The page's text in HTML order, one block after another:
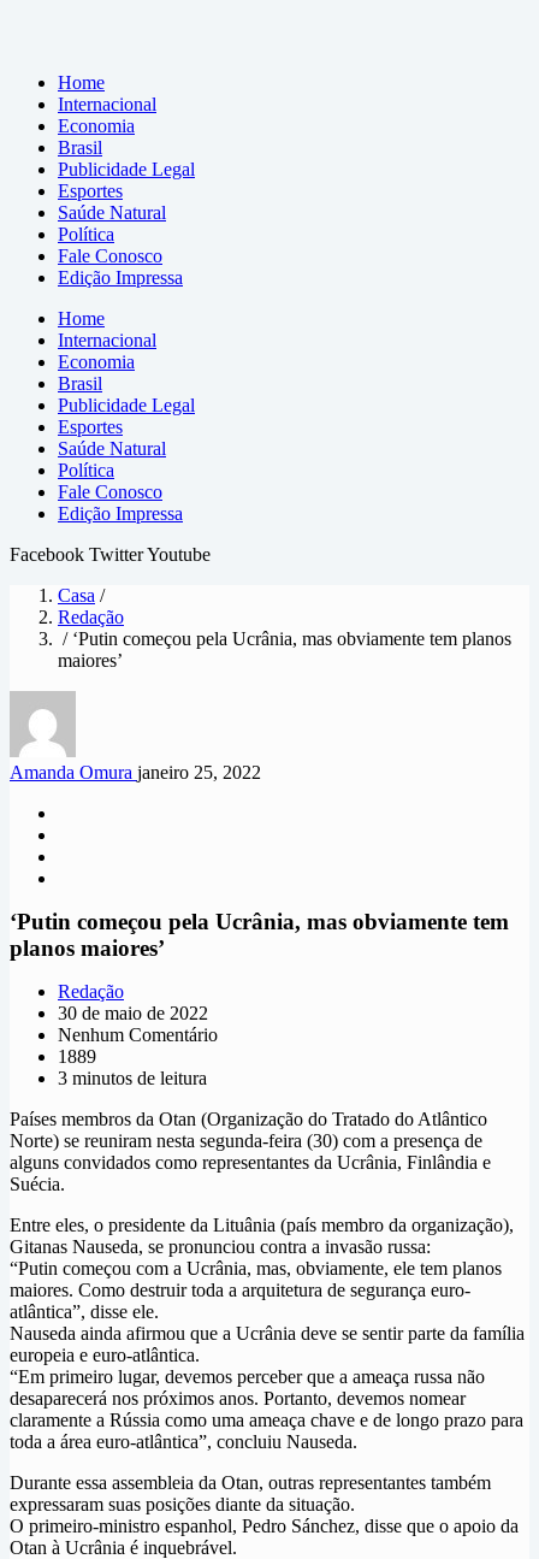
Home
Internacional
Economia
Brasil
Publicidade Legal
Esportes
Saúde Natural
Política
Fale Conosco
Edição Impressa
Home
Internacional
Economia
Brasil
Publicidade Legal
Esportes
Saúde Natural
Política
Fale Conosco
Edição Impressa
Facebook TwitterYoutube
Casa /
Redação
/ ‘Putin começou pela Ucrânia, mas obviamente tem planos
maiores’
Amanda Omura janeiro 25, 2022
‘Putin começou pela Ucrânia, mas obviamente tem
planos maiores’
Redação
30 de maio de 2022
Nenhum Comentário
1889
3 minutos de leitura
Países membros da Otan (Organização do Tratado do Atlântico
Norte) se reuniram nesta segunda-feira (30) com a presença de
alguns convidados como representantes da Ucrânia, Finlândia e
Suécia.
Entre eles, o presidente da Lituânia (país membro da organização),
Gitanas Nauseda, se pronunciou contra a invasão russa:
“Putin começou com a Ucrânia, mas, obviamente, ele tem planos
maiores. Como destruir toda a arquitetura de segurança euro-
atlântica”, disse ele.
Nauseda ainda afirmou que a Ucrânia deve se sentir parte da família
europeia e euro-atlântica.
“Em primeiro lugar, devemos perceber que a ameaça russa não
desaparecerá nos próximos anos. Portanto, devemos nomear
claramente a Rússia como uma ameaça chave e de longo prazo para
toda a área euro-atlântica”, concluiu Nauseda.
Durante essa assembleia da Otan, outras representantes também
expressaram suas posições diante da situação.
O primeiro-ministro espanhol, Pedro Sánchez, disse que o apoio da
Otan à Ucrânia é inquebrável.